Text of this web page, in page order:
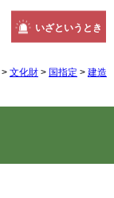
いざというとき
> 文化財 > 国指定 > 建造